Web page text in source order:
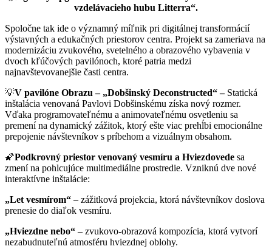
vzdelávacieho hubu Litterra“.
Spoločne tak ide o významný míľnik pri digitálnej transformácií
výstavných a edukačných priestorov centra. Projekt sa zameriava na
modernizáciu zvukového, svetelného a obrazového vybavenia v
dvoch kľúčových pavilónoch, ktoré patria medzi
najnavštevovanejšie časti centra.
💡V pavilóne Obrazu – „Dobšinský Deconstructed“ – Statická
inštalácia venovaná Pavlovi Dobšinskému získa nový rozmer.
Vďaka programovateľnému a animovateľnému osvetleniu sa
premení na dynamický zážitok, ktorý ešte viac prehĺbi emocionálne
prepojenie návštevníkov s príbehom a vizuálnym obsahom.
🌠Podkrovný priestor venovaný vesmíru a Hviezdovede sa
zmení na pohlcujúce multimediálne prostredie. Vzniknú dve nové
interaktívne inštalácie:
„Let vesmírom“ – zážitková projekcia, ktorá návštevníkov doslova
prenesie do diaľok vesmíru.
„Hviezdne nebo“ – zvukovo-obrazová kompozícia, ktorá vytvorí
nezabudnuteľnú atmosféru hviezdnej oblohy.